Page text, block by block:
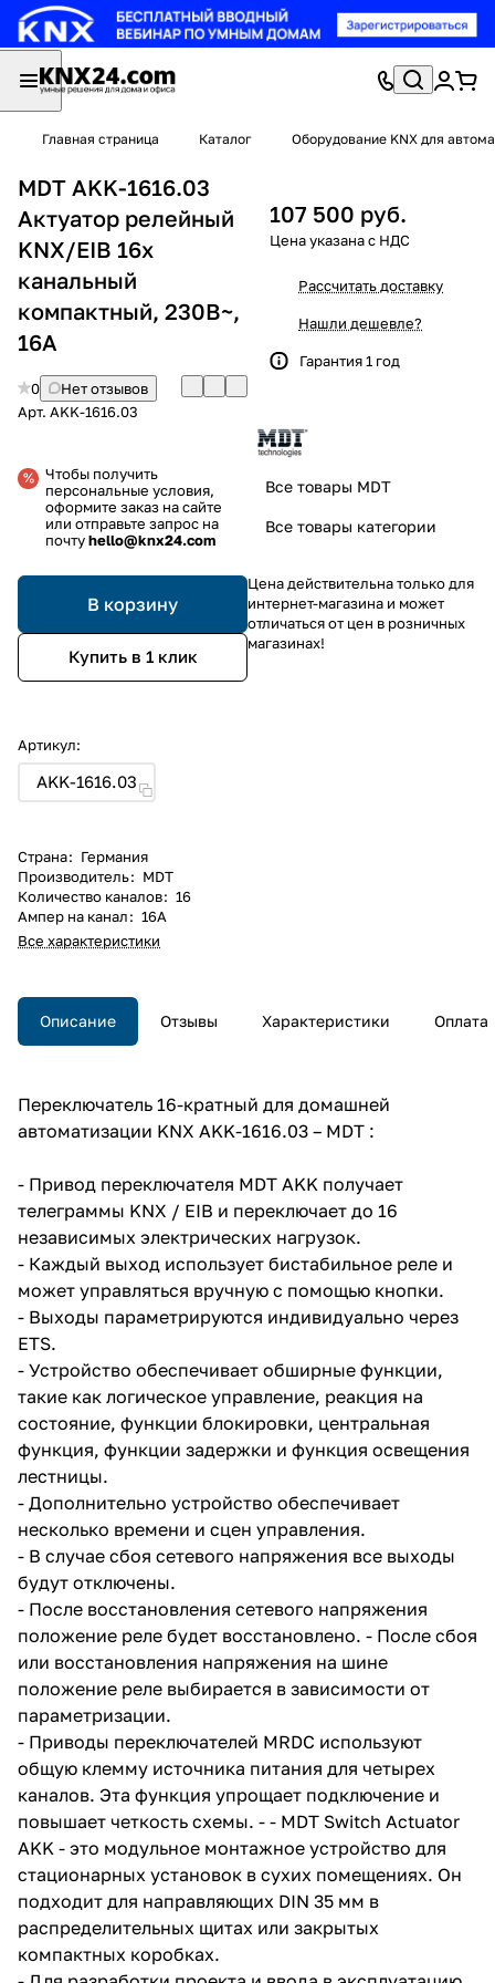
Главная страница Каталог Оборудование KNX для
MDT AKK-1616.03
Актуатор релейный
KNX/EIB 16x
канальный
компактный, 230В~,
16A
0
Нет отзывов
Арт. AKK-1616.03
Чтобы получить
персональные условия,
оформите заказ на сайте
или отправьте запрос на
почтуhello@knx24.com
В корзину
Купить в 1 клик
Артикул:
AKK-1616.03
Страна: Германия
Производитель: MDT
Количество каналов: 16
Ампер на канал: 16А
Все характеристики
107 500 руб.
Рассчитать доставку
Нашли дешевле?
Гарантия 1 год
Все товары MDT
Все товары категории
Цена действительна только для
интернет-магазина и может
отличаться от цен в розничных
магазинах!
Описание Отзывы Характеристики Оплата
Переключатель 16-кратный для домашней
автоматизации KNX AKK-1616.03 – MDT :
- Привод переключателя MDT AKK получает
телеграммы KNX / EIB и переключает до 16
независимых электрических нагрузок.
- Каждый выход использует бистабильное реле и
может управляться вручную с помощью кнопки.
- Выходы параметрируются индивидуально через
ETS.
- Устройство обеспечивает обширные функции,
такие как логическое управление, реакция на
состояние, функции блокировки, центральная
функция, функции задержки и функция освещения
лестницы.
- Дополнительно устройство обеспечивает
несколько времени и сцен управления.
- В случае сбоя сетевого напряжения все выходы
будут отключены.
- После восстановления сетевого напряжения
положение реле будет восстановлено. - После сбоя
или восстановления напряжения на шине
положение реле выбирается в зависимости от
параметризации.
- Приводы переключателей MRDC используют
общую клемму источника питания для четырех
каналов. Эта функция упрощает подключение и
повышает четкость схемы. - - MDT Switch Actuator
AKK - это модульное монтажное устройство для
стационарных установок в сухих помещениях. Он
подходит для направляющих DIN 35 мм в
распределительных щитах или закрытых
компактных коробках.